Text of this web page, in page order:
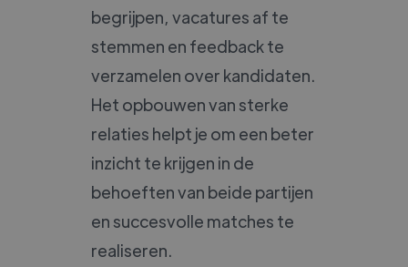
begrijpen, vacatures af te
stemmen en feedback te
verzamelen over kandidaten.
Het opbouwen van sterke
relaties helpt je om een beter
inzicht te krijgen in de
behoeften van beide partijen
en succesvolle matches te
realiseren.